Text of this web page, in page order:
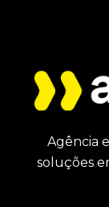
Agência
soluções